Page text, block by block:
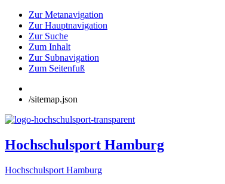
Zur Metanavigation
Zur Hauptnavigation
Zur Suche
Zum Inhalt
Zur Subnavigation
Zum Seitenfuß
/sitemap.json
Hochschulsport Hamburg
Hochschulsport Hamburg